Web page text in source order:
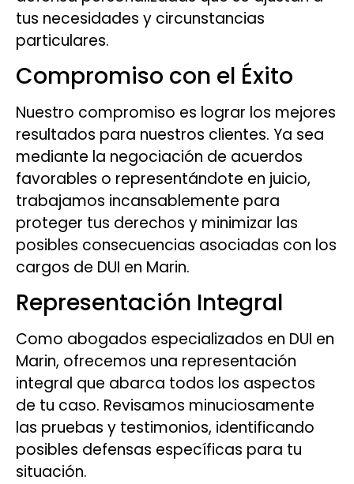
tus necesidades y circunstancias
particulares.
Compromiso con el Éxito
Nuestro compromiso es lograr los mejores
resultados para nuestros clientes. Ya sea
mediante la negociación de acuerdos
favorables o representándote en juicio,
trabajamos incansablemente para
proteger tus derechos y minimizar las
posibles consecuencias asociadas con los
cargos de DUI en Marin.
Representación Integral
Como abogados especializados en DUI en
Marin, ofrecemos una representación
integral que abarca todos los aspectos
de tu caso. Revisamos minuciosamente
las pruebas y testimonios, identificando
posibles defensas específicas para tu
situación.